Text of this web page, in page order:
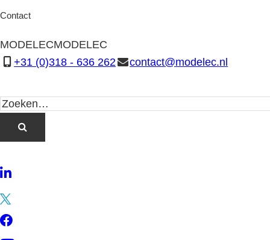
Contact
MODELECMODELEC
+31 (0)318 - 636 262
contact@modelec.nl
LinkedIn